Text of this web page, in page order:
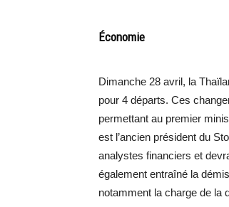
Économie
Dimanche 28 avril, la
pour 4 départs. Ces
permettant au premier
est l’ancien président du
analystes financiers et
également entraîné la
notamment la charge de la